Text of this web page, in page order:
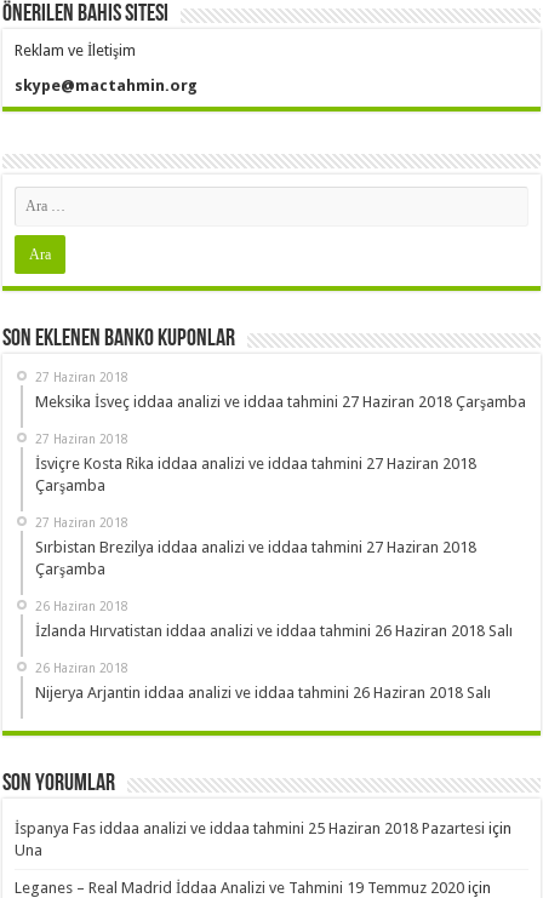
Önerilen Bahis Sitesi
Reklam ve İletişim
skype@mactahmin.org
Son Eklenen Banko Kuponlar
27 Haziran 2018
Meksika İsveç iddaa analizi ve iddaa tahmini 27 Haziran 2018 Çarşamba
27 Haziran 2018
İsviçre Kosta Rika iddaa analizi ve iddaa tahmini 27 Haziran 2018
Çarşamba
27 Haziran 2018
Sırbistan Brezilya iddaa analizi ve iddaa tahmini 27 Haziran 2018
Çarşamba
26 Haziran 2018
İzlanda Hırvatistan iddaa analizi ve iddaa tahmini 26 Haziran 2018 Salı
26 Haziran 2018
Nijerya Arjantin iddaa analizi ve iddaa tahmini 26 Haziran 2018 Salı
Son Yorumlar
İspanya Fas iddaa analizi ve iddaa tahmini 25 Haziran 2018 Pazartesi için
Una
Leganes – Real Madrid İddaa Analizi ve Tahmini 19 Temmuz 2020 için